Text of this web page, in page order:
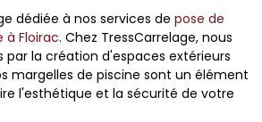
dédiée à nos services de pose de
à Floirac. Chez TressCarrelage, nous
par la création d'espaces extérieurs
margelles de piscine sont un élément
l'esthétique et la sécurité de votre